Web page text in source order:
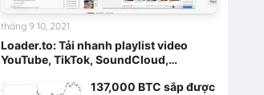
Loader.to: Tải nhanh playlist video
YouTube, TikTok, SoundCloud,…
tháng 9 10, 2021
137,000 BTC sắp được